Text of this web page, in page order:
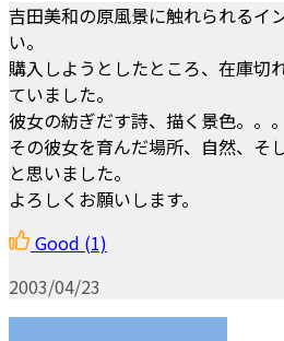
吉田美和の原風景に触れられるイ
い。
購入しようとしたところ、在庫切
ていました。
彼女の紡ぎだす詩、描く景色。。。
その彼女を育んだ場所、自然、そ
と思いました。
よろしくお願いします。
Good (1)
2003/04/23